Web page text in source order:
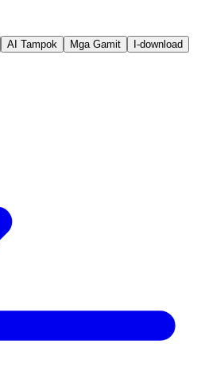
AI Tampok Mga Gamit I-download